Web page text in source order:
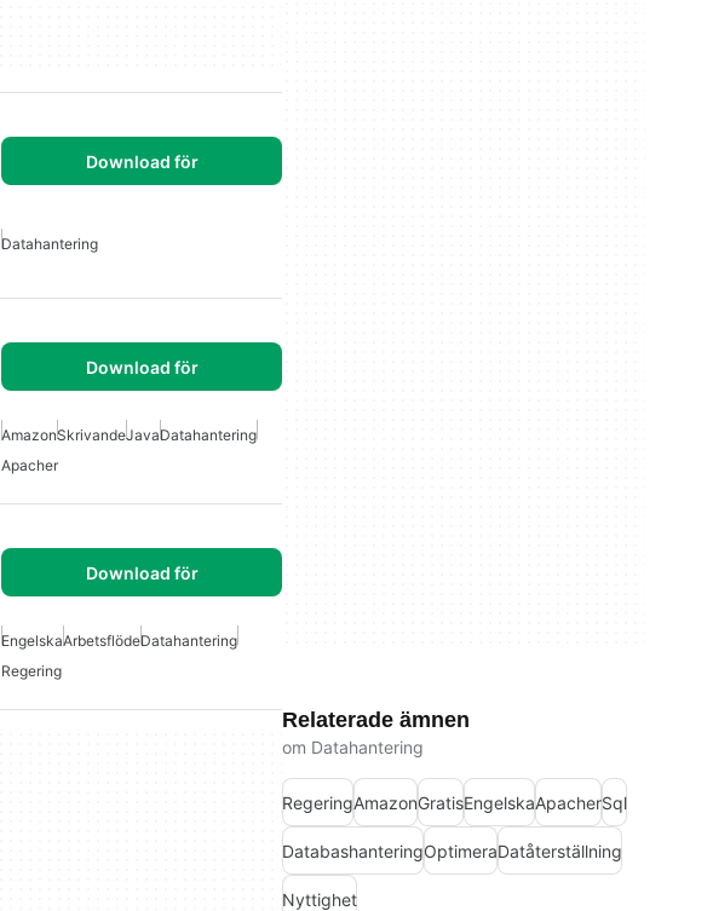
Download för
Datahantering
Download för
AmazonSkrivandeJavaDatahantering
Apacher
Download för
EngelskaArbetsflödeDatahantering
Regering
Relaterade ämnen
om Datahantering
RegeringAmazonGratisEngelskaApacherSql
DatabashanteringOptimeraDatåterställning
Nyttighet